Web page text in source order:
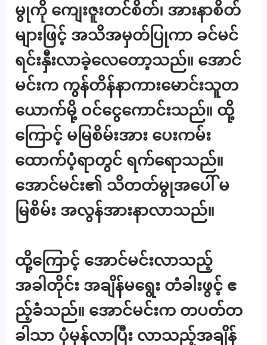
မွုကို ကျေးဇူးတင်စိတ်၊ အားနာစိတ်
များဖြင့် အသိအမှတ်ပြုကာ ခင်မင်
ရင်းနှီးလာခဲ့လေတော့သည်။ အောင်
မင်းက ကွန်တိန်နာကားမောင်းသူတ
ယောက်မို့ ဝင်ငွေကောင်းသည်။ ထို့
ကြောင့် မမြစိမ်းအား ပေးကမ်း
ထောက်ပံ့ရာတွင် ရက်ရောသည်။
အောင်မင်း၏ သိတတ်မွုအပေါ် မ
မြစိမ်း အလွန်အားနာလာသည်။
ထို့ကြောင့် အောင်မင်းလာသည့်
အခါတိုင်း အချိန်မရွေး တံခါးဖွင့် ဧ
ည့်ခံသည်။ အောင်မင်းက တပတ်တ
ခါသာ ပုံမှန်လာပြီး လာသည့်အချိန်